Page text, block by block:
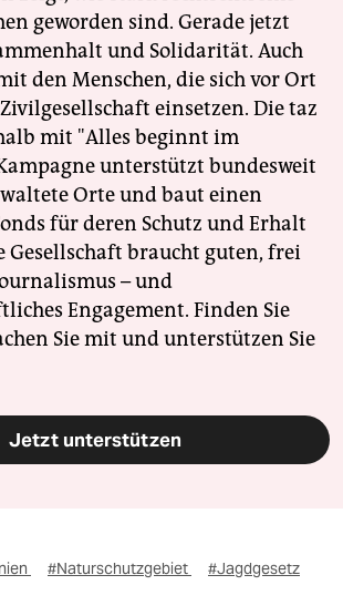
geworden sind. Gerade jetzt
und Solidarität. Auch
den Menschen, die sich vor Ort
einsetzen. Die taz
mit "Alles beginnt im
unterstützt bundesweit
Orte und baut einen
für deren Schutz und Erhalt
Gesellschaft braucht guten, frei
– und
Engagement. Finden Sie
Sie mit und unterstützen Sie
Jetzt unterstützen
#Naturschutzgebiet #Jagdgesetz